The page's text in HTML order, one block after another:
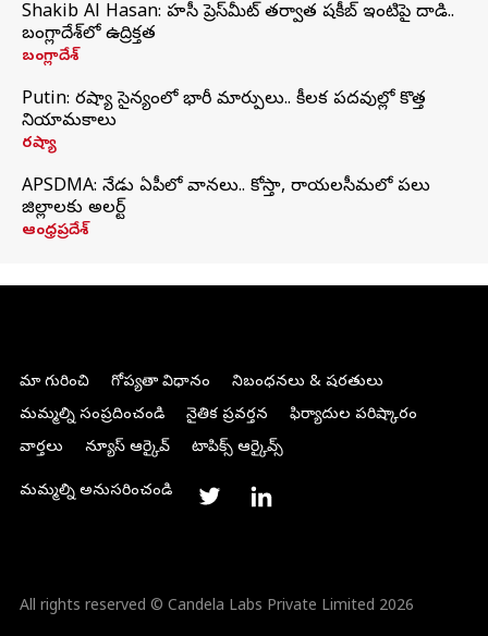
Shakib Al Hasan: హసీనా ప్రెస్‌మీట్‌ తర్వాత షకీబ్‌ ఇంటిపై దాడి..
బంగ్లాదేశ్‌లో ఉద్రిక్తత
బంగ్లాదేశ్
Putin: రష్యా సైన్యంలో భారీ మార్పులు.. కీలక పదవుల్లో కొత్త
నియామకాలు
రష్యా
APSDMA: నేడు ఏపీలో వానలు.. కోస్తా, రాయలసీమలో పలు
జిల్లాలకు అలర్ట్
ఆంధ్రప్రదేశ్
మా గురించి గోప్యతా విధానం
నిబంధనలు & షరతులు
మమ్మల్ని సంప్రదించండి
నైతిక ప్రవర్తన
ఫిర్యాదుల పరిష్కారం
వార్తలు
న్యూస్ ఆర్కైవ్ టాపిక్స్ ఆర్కైవ్స్
మమ్మల్ని అనుసరించండి
All rights reserved © Candela Labs Private Limited 2026